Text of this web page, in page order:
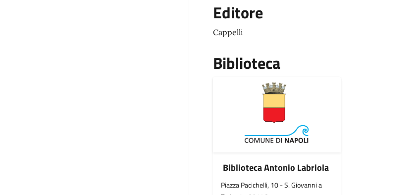
Editore
Cappelli
Biblioteca
Biblioteca Antonio Labriola
Piazza Pacichelli, 10 - S. Giovanni a